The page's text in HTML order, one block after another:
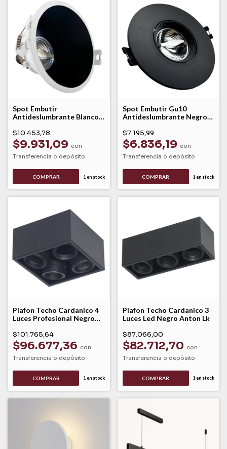
Spot Embutir
Antideslumbrante Blanco
$10.453,78
$9.931,09 con
Transferencia o depósito
COMPRAR 1 en stock
Spot Embutir Gu10
Antideslumbrante Negro
$7.195,99
$6.836,19 con
Transferencia o depósito
1 en stock
Plafon Techo Cardanico 4
Luces Profesional Negro
$101.765,64
$96.677,36 con
Transferencia o depósito
COMPRAR 1 en stock
Plafon Techo Cardanico 3
Luces Led Negro Anton Lk
$87.066,00
$82.712,70 con
Transferencia o depósito
COMPRAR 1 en stock